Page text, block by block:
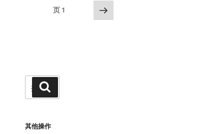
页1 下
一
索：
其他操作